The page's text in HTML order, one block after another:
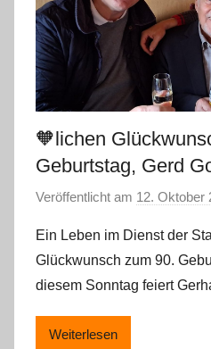
🧡lichen
Geburtstag, Gerd
Veröffentlicht am 12. Oktober
Ein Leben im Dienst der
Glückwunsch zum 90.
diesem Sonntag feiert
Weiterlesen